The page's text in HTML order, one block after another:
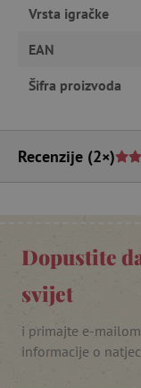
Vrsta igračke
EAN
Šifra proizvoda
Recenzije (2×)
Dopustite
svijet
i primajte e-
informacije o